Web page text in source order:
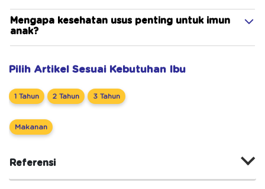
Mengapa kesehatan usus penting untuk imun
anak?
Pilih Artikel Sesuai Kebutuhan Ibu
1 Tahun 2 Tahun 3 Tahun
Makanan
Referensi